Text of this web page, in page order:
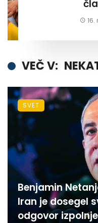
VEČ V:
Benjamin
Iran je dosegel
odgovor
SVET